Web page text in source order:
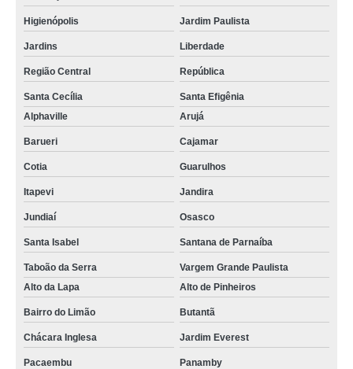
Higienópolis Jardim Paulista
Jardins Liberdade
Região Central República
Santa Cecília
Santa Efigênia
Alphaville
Arujá
Barueri Cajamar
Cotia Guarulhos
Itapevi Jandira
Jundiaí Osasco
Santa Isabel Santana de Parnaíba
Taboão da Serra
Vargem Grande Paulista
Alto da Lapa
Alto de Pinheiros
Bairro do Limão Butantã
Chácara Inglesa Jardim Everest
Pacaembu Panamby